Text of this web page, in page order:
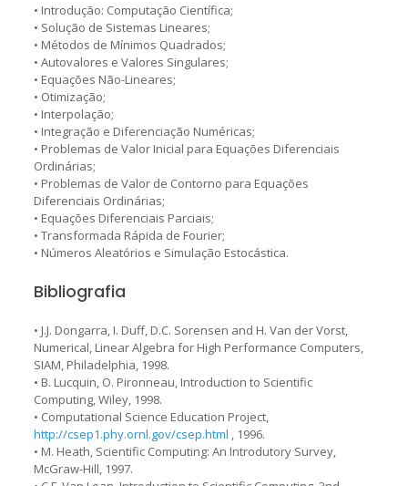
• Introdução: Computação Científica;
• Solução de Sistemas Lineares;
• Métodos de Mínimos Quadrados;
• Autovalores e Valores Singulares;
• Equações Não-Lineares;
• Otimização;
• Interpolação;
• Integração e Diferenciação Numéricas;
• Problemas de Valor Inicial para Equações Diferenciais
Ordinárias;
• Problemas de Valor de Contorno para Equações
Diferenciais Ordinárias;
• Equações Diferenciais Parciais;
• Transformada Rápida de Fourier;
• Números Aleatórios e Simulação Estocástica.
Bibliografia
• J.J. Dongarra, I. Duff, D.C. Sorensen and H. Van der Vorst,
Numerical, Linear Algebra for High Performance Computers,
SIAM, Philadelphia, 1998.
• B. Lucquin, O. Pironneau, Introduction to Scientific
Computing, Wiley, 1998.
• Computational Science Education Project,
http://csep1.phy.ornl.gov/csep.html , 1996.
• M. Heath, Scientific Computing: An Introdutory Survey,
McGraw-Hill, 1997.